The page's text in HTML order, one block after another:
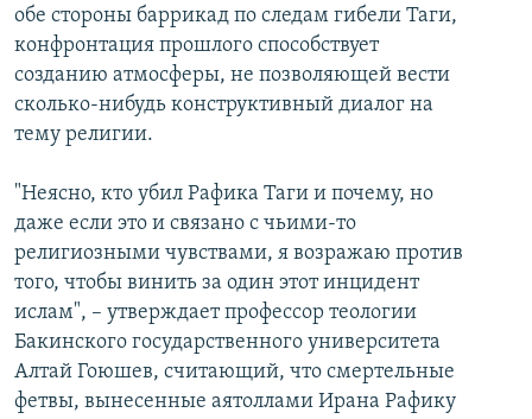
обе стороны баррикад по следам гибели Таги,
конфронтация прошлого способствует
созданию атмосферы, не позволяющей вести
сколько-нибудь конструктивный диалог на
тему религии.
"Неясно, кто убил Рафика Таги и почему, но
даже если это и связано с чьими-то
религиозными чувствами, я возражаю против
того, чтобы винить за один этот инцидент
ислам", – утверждает профессор теологии
Бакинского государственного университета
Алтай Гоюшев, считающий, что смертельные
фетвы, вынесенные аятоллами Ирана Рафику